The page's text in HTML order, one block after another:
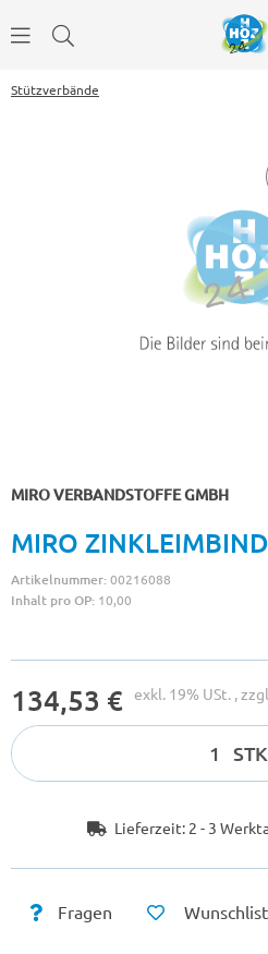
Stützverbände
MIRO VERBANDSTOFFE GMBH
MIRO
Artikelnummer:00216088
Inhalt pro OP: 10,00
134,53 € exkl. 19% USt. ,
STK
Lieferzeit: 2 - 3
Fragen